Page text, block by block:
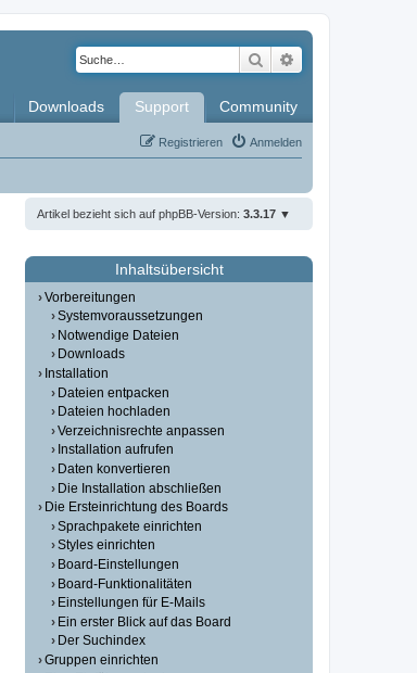
Suche
Downloads Support Community
Anmelden
Registrieren
Artikel bezieht sich auf phpBB-Version: 3.3.17
Inhaltsübersicht
Vorbereitungen
Systemvoraussetzungen
Notwendige Dateien
Downloads
Installation
Dateien entpacken
Dateien hochladen
Verzeichnisrechte anpassen
Installation aufrufen
Daten konvertieren
Die Installation abschließen
Die Ersteinrichtung des Boards
Sprachpakete einrichten
Styles einrichten
Board-Einstellungen
Board-Funktionalitäten
Einstellungen für E-Mails
Ein erster Blick auf das Board
Der Suchindex
Gruppen einrichten